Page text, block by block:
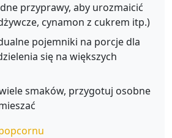
przyprawy, aby urozmaicić
cynamon z cukrem itp.)
pojemniki na porcje dla
się na większych
smaków, przygotuj osobne